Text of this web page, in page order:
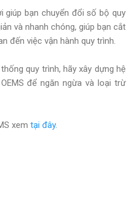
giúp bạn chuyển đổi số bộ quy
và nhanh chóng, giúp bạn cắt
đến việc vận hành quy trình.
quy trình, hãy xây dựng hệ
để ngăn ngừa và loại trừ
xem tại đây.